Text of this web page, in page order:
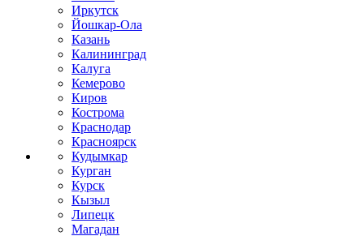
Иркутск
Йошкар-Ола
Казань
Калининград
Калуга
Кемерово
Киров
Кострома
Краснодар
Красноярск
Кудымкар
Курган
Курск
Кызыл
Липецк
Магадан